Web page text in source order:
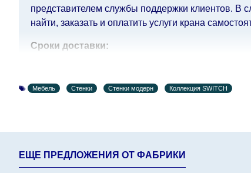
представителем службы поддержки клиентов. В
найти, заказать и оплатить услуги крана
Сроки доставки:
воскресенья по четверг недели, исключая
интернет-магазин не несет ответственности за
Мебель из категории "Модульная мебель
Мебель Стенки Стенки модерн Коллекция SWITCH
ЕЩЕ ПРЕДЛОЖЕНИЯ ОТ ФАБРИКИ